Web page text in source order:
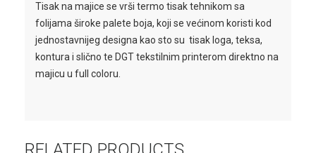
Tisak na majice se vrši termo tisak tehnikom sa
folijama široke palete boja, koji se većinom koristi kod
jednostavnijeg designa kao sto su tisak loga, teksa,
kontura i slično te DGT tekstilnim printerom direktno na
majicu u full coloru.